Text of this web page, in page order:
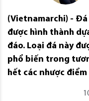
(Vietnamarchi) -
được hình thành
đáo. Loại đá này
phổ biến trong
hết các nhược